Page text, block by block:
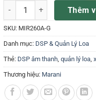
BỘ XỬ LÝ TÍNH HIỆUThêm
SKU: MIR260A-G
Danh mục: DSP & Quản Lý Loa
Thẻ: DSP âm thanh, quản lý loa,
Thương hiệu: Marani